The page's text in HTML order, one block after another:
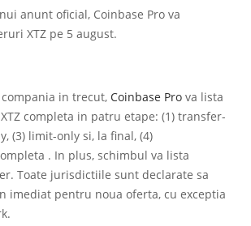
anunt oficial, Coinbase Pro va
XTZ pe 5 august.
in trecut, Coinbase Pro va lista
completa in patru etape: (1) transfer-
(3) limit-only si, la final, (4)
. In plus, schimbul va lista
Toate jurisdictiile sunt declarate sa
imediat pentru noua oferta, cu exceptia